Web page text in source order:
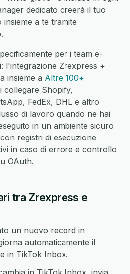
dedicato creerà il tuo
a te tramite
per i team e-
l'integrazione Zrexpress +
insieme a Altre 100+
collegare Shopify,
FedEx, DHL e altro
di lavoro quando ne hai
in un ambiente sicuro
registri di esecuzione
in caso di errore e controllo
OAuth.
tra Zrexpress e
un nuovo record in
automaticamente il
in TikTok Inbox.
in TikTok Inbox, invia